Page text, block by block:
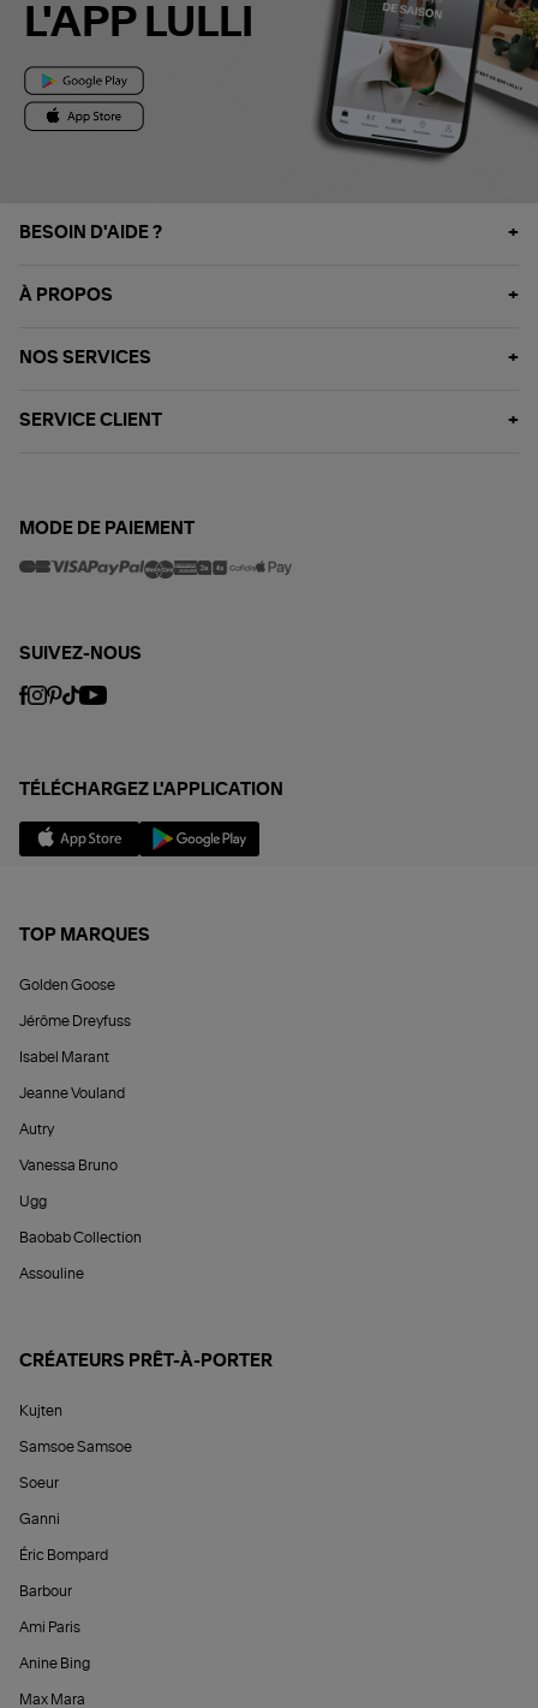
L'APP LULLI
BESOIN D'AIDE ?
À PROPOS
NOS SERVICES
SERVICE CLIENT
MODE DE PAIEMENT
SUIVEZ-NOUS
TÉLÉCHARGEZ L'APPLICATION
TOP MARQUES
Golden Goose
Jérôme Dreyfuss
Isabel Marant
Jeanne Vouland
Autry
Vanessa Bruno
Ugg
Baobab Collection
Assouline
CRÉATEURS PRÊT-À-PORTER
Kujten
Samsoe Samsoe
Soeur
Ganni
Éric Bompard
Barbour
Ami Paris
Anine Bing
Max Mara